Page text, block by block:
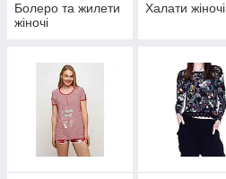
Болеро та жилети
жіночі
Халати жіночі